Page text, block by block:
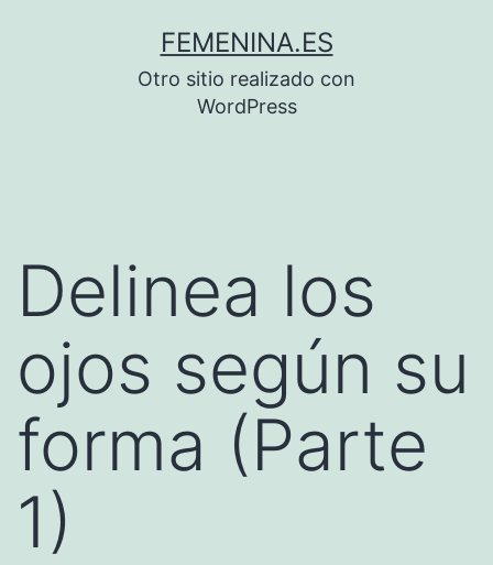
FEMENINA.ES
Otro sitio realizado con
WordPress
Delinea los
ojos según su
forma (Parte
1)